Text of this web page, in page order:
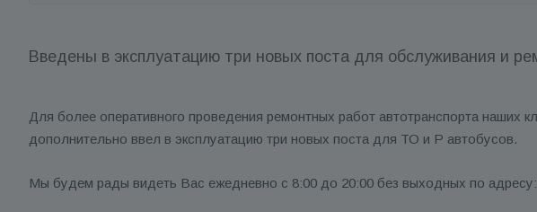
Введены в эксплуатацию три новых поста для обслуживания и
Для более оперативного проведения ремонтных работ автотранспорта
дополнительно ввел в эксплуатацию три новых поста для ТО и Р автобусов.
Мы будем рады видеть Вас ежедневно с 8:00 до 20:00 без выходных по